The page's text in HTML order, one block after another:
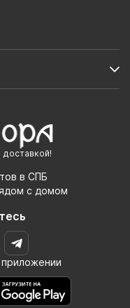
доставкой!
в СПБ
с домом
приложении